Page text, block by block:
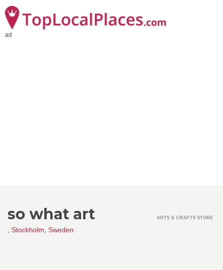
ad
so what art
Stockholm Sweden
ARTS & CRAFTS STORE